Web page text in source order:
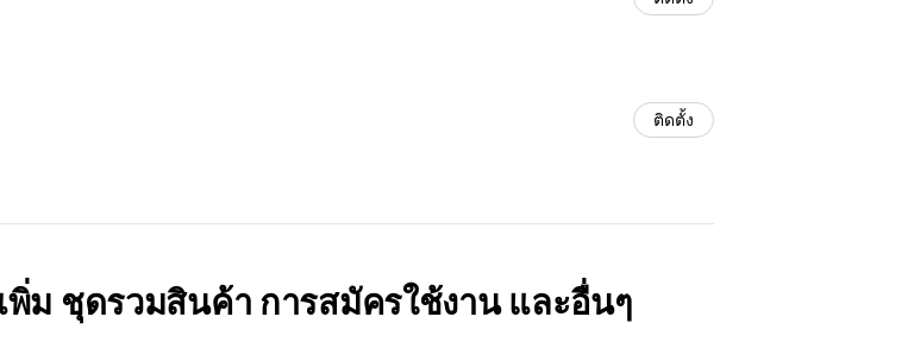
ติดตั้ง
ม ชุดรวมสินค้า การสมัครใช้งาน และอื่นๆ